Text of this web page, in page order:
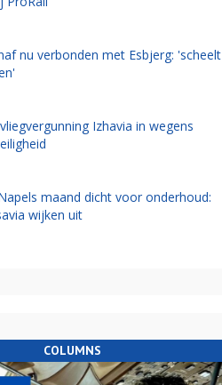
nu verbonden met Esbjerg: 'scheelt
Izhavia in wegens
maand dicht voor onderhoud:
wijken uit
COLUMNS